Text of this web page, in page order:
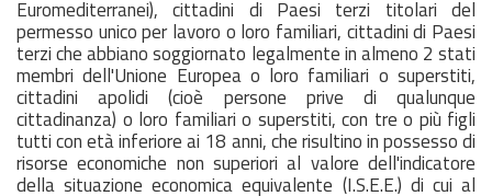
Euromediterranei), cittadini di Paesi terzi titolari del
permesso unico per lavoro o loro familiari, cittadini di Paesi
terzi che abbiano soggiornato legalmente in almeno 2 stati
membri dell'Unione Europea o loro familiari o superstiti,
cittadini apolidi (cioè persone prive di qualunque
cittadinanza) o loro familiari o superstiti, con tre o più figli
tutti con età inferiore ai 18 anni, che risultino in possesso di
risorse economiche non superiori al valore dell'indicatore
della situazione economica equivalente (I.S.E.E.) di cui al